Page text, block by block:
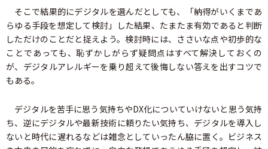
そこで結果的にデジタルを選んだとしても、「納得がいくまであ
らゆる手段を想定して検討」した結果、たまたま有効であると判断
しただけのことだと捉えよう。検討時には、ささいな点や初歩的な
ことであっても、恥ずかしがらず疑問点はすべて解決しておくの
が、デジタルアレルギーを乗り超えて後悔しない答えを出すコツで
もある。
デジタルを苦手に思う気持ちやDX化についていけないと思う気持
ち、逆にデジタルや最新技術に頼りたい気持ち、デジタルを導入し
ないと時代に遅れるなどは雑念としていったん脇に置く。ビジネス